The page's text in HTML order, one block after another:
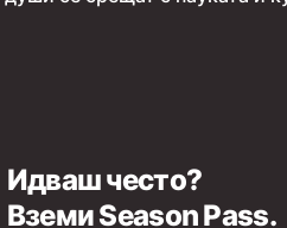
Идваш често?
Вземи Season Pass.